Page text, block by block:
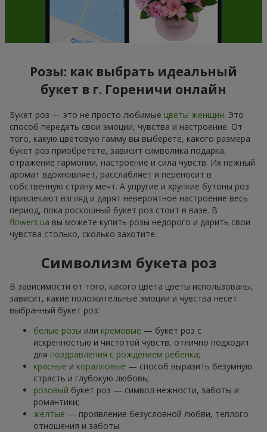
Розы: как выбрать идеальный
букет в г. Гореничи онлайн
Букет роз — это не просто любимые цветы женщин. Это
способ передать свои эмоции, чувства и настроение. От
того, какую цветовую гамму вы выберете, какого размера
букет роз приобретете, зависит символика подарка,
отражение гармонии, настроение и сила чувств. Их нежный
аромат вдохновляет, расслабляет и переносит в
собственную страну мечт. А упругие и хрупкие бутоны роз
привлекают взгляд и дарят невероятное настроение весь
период, пока роскошный букет роз стоит в вазе. В
flowers.ua вы можете купить розы недорого и дарить свои
чувства столько, сколько захотите.
Символизм букета роз
В зависимости от того, какого цвета цветы использованы,
зависит, какие положительные эмоции и чувства несет
выбранный букет роз:
белые розы или кремовые — букет роз с
искренностью и чистотой чувств, отлично подходит
для поздравления с рождением ребенка;
красные и коралловые — способ выразить безумную
страсть и глубокую любовь;
розовый букет роз — символ нежности, заботы и
романтики;
желтые — проявление безусловной любви, теплого
отношения и заботы.